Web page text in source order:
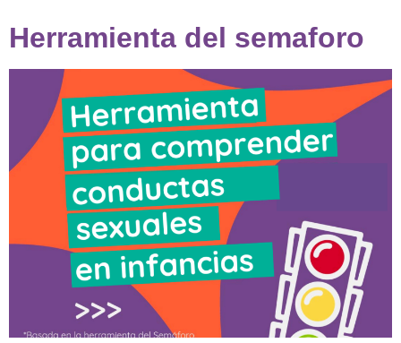
Herramienta del semaforo